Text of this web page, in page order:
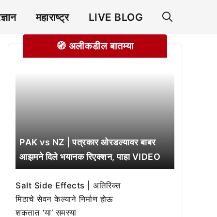
महाराष्ट्र LIVE BLOG
🧭 अलीकडील बातम्या
PAK vs NZ | पत्रकार ओरडल्यावर बाबर
आझमने दिले भयानक रिएक्शन, पाहा VIDEO
Salt Side Effects | अतिरिक्त
मिठाचे सेवन केल्याने निर्माण होऊ
शकतात ‘या’ समस्या